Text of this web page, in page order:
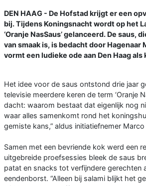
DEN HAAG - De Hofstad krijgt er een
bij. Tijdens Koningsnacht wordt op het
‘Oranje NasSaus’ gelanceerd. De saus,
van smaak is, is bedacht door Hagenaar
vormt een ludieke ode aan Den Haag
Het idee voor de saus ontstond drie jaar
televisie meerdere keren de term ‘Oranje
dacht: waarom bestaat dat eigenlijk nog
waar alles samenkomt rond het
gemiste kans,” aldus initiatiefnemer Marco
Samen met een bevriende kok werd een
uitgebreide proefsessies bleek de saus
patat en snacks tot verfijndere gerechten
eendenborst. “Alleen bij salami blijkt het